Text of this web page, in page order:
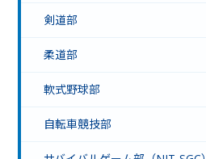
剣道部
柔道部
軟式野球部
自転車競技部